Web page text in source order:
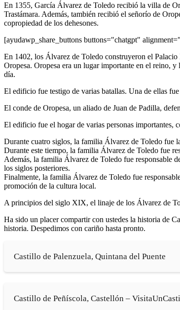
En 1355, García Álvarez de Toledo recibió la villa de
Trastámara. Además, también recibió el señorío de
copropiedad de los dehesones.
[ayudawp_share_buttons buttons="chatgpt"
En 1402, los Álvarez de Toledo construyeron el
Oropesa. Oropesa era un lugar importante en el reino,
día.
El edificio fue testigo de varias batallas. Una de ellas
El conde de Oropesa, un aliado de Juan de Padilla,
El edificio fue el hogar de varias personas importantes,
Durante cuatro siglos, la familia Álvarez de Toledo fue
Durante este tiempo, la familia Álvarez de Toledo fue
Además, la familia Álvarez de Toledo fue responsable
los siglos posteriores.
Finalmente, la familia Álvarez de Toledo fue
promoción de la cultura local.
A principios del siglo XIX, el linaje de los Álvarez de
Ha sido un placer compartir con ustedes la historia de
historia. Despedimos con cariño hasta pronto.
Castillo de Palenzuela, Quintana del Puente
Castillo de Peñíscola, Castellón –